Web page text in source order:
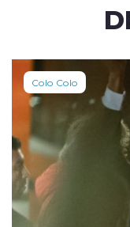
Colo Colo